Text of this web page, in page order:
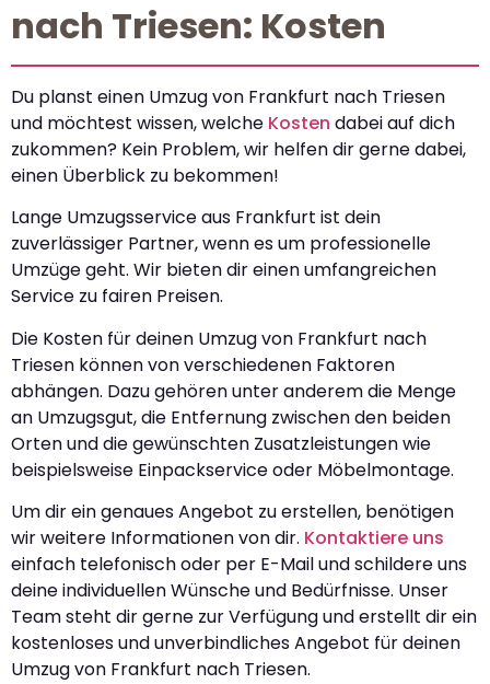
nach Triesen: Kosten
Du planst einen Umzug von Frankfurt nach Triesen
und möchtest wissen, welche Kosten dabei auf dich
zukommen? Kein Problem, wir helfen dir gerne dabei,
einen Überblick zu bekommen!
Lange Umzugsservice aus Frankfurt ist dein
zuverlässiger Partner, wenn es um professionelle
Umzüge geht. Wir bieten dir einen umfangreichen
Service zu fairen Preisen.
Die Kosten für deinen Umzug von Frankfurt nach
Triesen können von verschiedenen Faktoren
abhängen. Dazu gehören unter anderem die Menge
an Umzugsgut, die Entfernung zwischen den beiden
Orten und die gewünschten Zusatzleistungen wie
beispielsweise Einpackservice oder Möbelmontage.
Um dir ein genaues Angebot zu erstellen, benötigen
wir weitere Informationen von dir. Kontaktiere uns
einfach telefonisch oder per E-Mail und schildere uns
deine individuellen Wünsche und Bedürfnisse. Unser
Team steht dir gerne zur Verfügung und erstellt dir ein
kostenloses und unverbindliches Angebot für deinen
Umzug von Frankfurt nach Triesen.